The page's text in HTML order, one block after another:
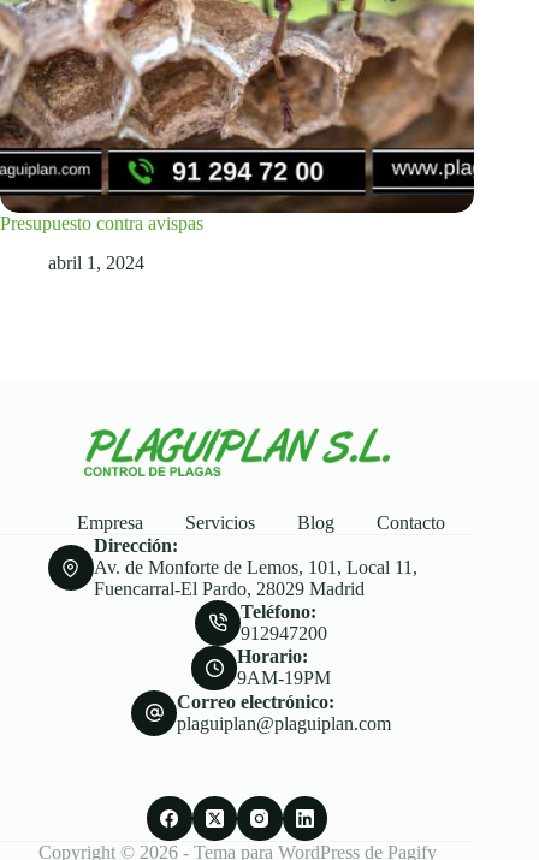
Presupuesto contra avispas
abril 1, 2024
Empresa Servicios Blog
Contacto
Dirección:
Av. de Monforte de Lemos, 101, Local 11,
Fuencarral-El Pardo, 28029 Madrid
Teléfono:
912947200
Horario:
9AM-19PM
Correo electrónico:
plaguiplan@plaguiplan.com
Copyright © 2026 - Tema para WordPress de Pagify